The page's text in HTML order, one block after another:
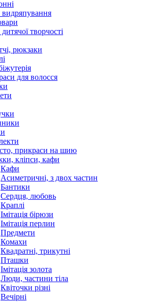
творчості
рюкзаки
для волосся
прикраси на шию
кліпси, кафи
Кафи
Асиметричні, з двох частин
Бантики
Сердця, любовь
Краплі
Імітація бірюзи
Імітація перлин
Предмети
Комахи
Квадратні, трикутні
Пташки
Імітація золота
Люди, частини тіла
Квіточки різні
Вечірні